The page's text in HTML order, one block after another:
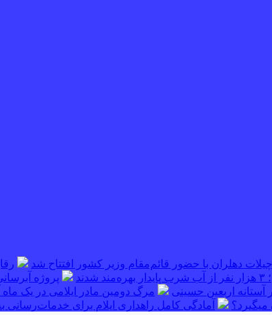
چیلات دهلران با حضور قائم‌مقام وزیر کشور افتتاح شد
اربعین حسینی
مرگ دومین مادر ایلامی در یک
میگیرد؟
آمادگی کامل راهداری ایلام برای خدمات‌رسانی